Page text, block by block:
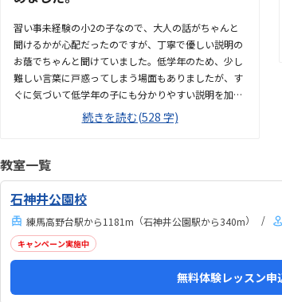
習い事未経験の小2の子なので、大人の話がちゃんと
聞けるかが心配だったのですが、丁寧で優しい説明の
お蔭でちゃんと聞けていました。低学年のため、少し
難しい言葉に戸惑ってしまう場面もありましたが、す
ぐに気づいて低学年の子にも分かりやすい説明を加え
て下さっていました。Scratchに惹かれて体験教室に
参加したのですが、MESHやmicro:bitにも興味を示し
く、手元のセンサーや物を動かす事もできるという感
覚が掴めてよいと思いました。駅から徒歩10分以内と
近いです。建物も分かりやすく、駐車場も十分にある
機質な感じなのかと思ったら和室で意外でしたが、掘
りごたつなので正座をしないでいいのがよかったで
す。リラックス&集中できそうでした。他の習い事と
比較したら回数の割には高めだと思いますが、追加で
購入し...
続きを読む(528 字)
教室一覧
石神井公園校
練馬高野台駅から1181m （石神井公園駅から340m）
キャンペーン実施中
無料体験レッスン申